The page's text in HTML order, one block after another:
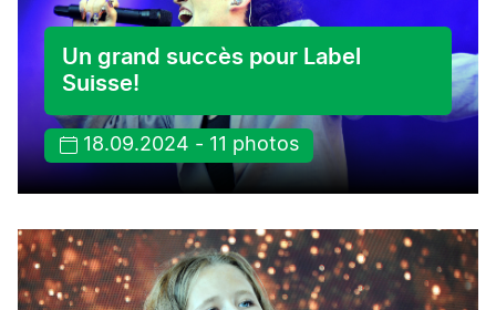
Un grand succès pour Label
Suisse!
18.09.2024 - 11 photos